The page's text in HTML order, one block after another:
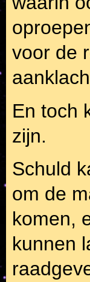
voor de
En toch
zijn.
Schuld
om de
komen,
kunnen